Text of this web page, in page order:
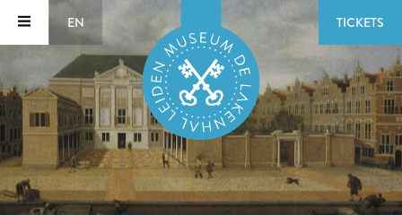
EN TICKETS